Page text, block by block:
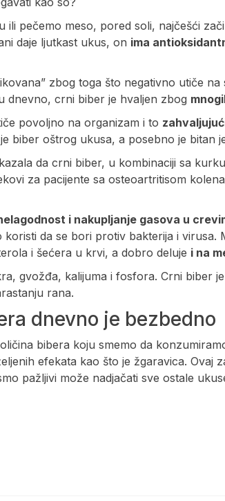
ili pečemo meso, pored soli, najčešći
daje ljutkast ukus, on ima
zbog toga što negativno utiče
dnevno, crni biber je hvaljen zbog
povoljno na organizam i to
biber oštrog ukusa, a posebno je bitan
da crni biber, u kombinaciji sa
za pacijente sa osteoartritisom
i nakupljanje gasova u
da se bori protiv bakterija i virusa.
i šećera u krvi, a dobro deluje i na
gvožđa, kalijuma i fosfora. Crni biber
rana.
dnevno je bezbedno
bibera koju smemo da
efekata kao što je žgaravica. Ovaj
pažljivi može nadjačati sve ostale